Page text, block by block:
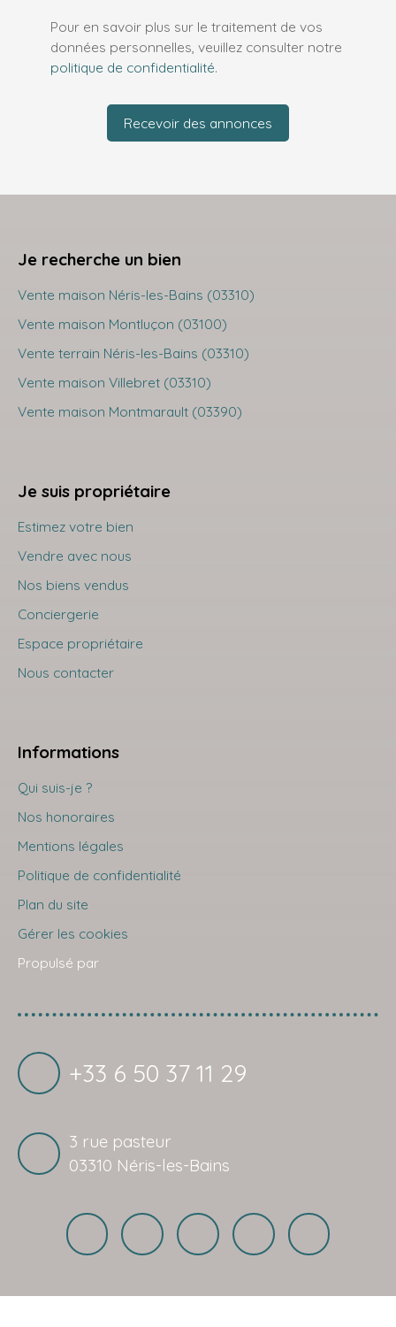
Pour en savoir plus sur le traitement de vos
données personnelles, veuillez consulter notre
politique de confidentialité.
Recevoir des annonces
Je recherche un bien
Vente maison Néris-les-Bains (03310)
Vente maison Montluçon (03100)
Vente terrain Néris-les-Bains (03310)
Vente maison Villebret (03310)
Vente maison Montmarault (03390)
Je suis propriétaire
Estimez votre bien
Vendre avec nous
Nos biens vendus
Conciergerie
Espace propriétaire
Nous contacter
Informations
Qui suis-je ?
Nos honoraires
Mentions légales
Politique de confidentialité
Plan du site
Gérer les cookies
Propulsé par
+33 6 50 37 11 29
3 rue pasteur
03310 Néris-les-Bains